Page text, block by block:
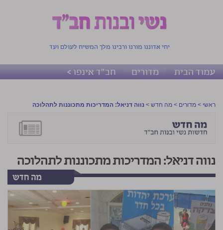
יחי אדוננו מורנו ורבינו מלך המשיח לעולם ועד
עמוד הבית מדורים חב"ד אינפו >
ראשי > מדורים > מה חדש > נווה דניאל: המדריכות מתכוננות לתהלוכה
נווה דניאל: המדריכות מתכוננות לתהלוכה